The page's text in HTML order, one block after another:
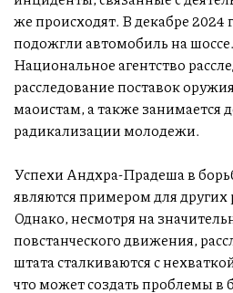
же происходят. В декабре 2024
подожгли автомобиль на
Национальное агентство
расследование поставок
маоистам, а также занимается
радикализации молодежи.
Успехи Андхра-Прадеша в
являются примером для
Однако, несмотря на
повстанческого движения,
штата сталкиваются с
что может создать проблемы